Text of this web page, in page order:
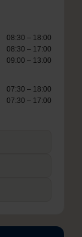
08:30 – 18:00
08:30 – 17:00
09:00 – 13:00
07:30 – 18:00
07:30 – 17:00